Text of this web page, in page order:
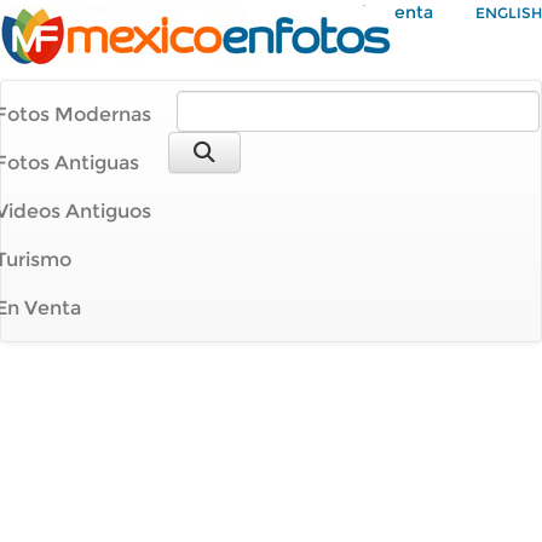
Mi Cuenta ENGLISH
Modernas
Antiguas
Antiguos
Venta